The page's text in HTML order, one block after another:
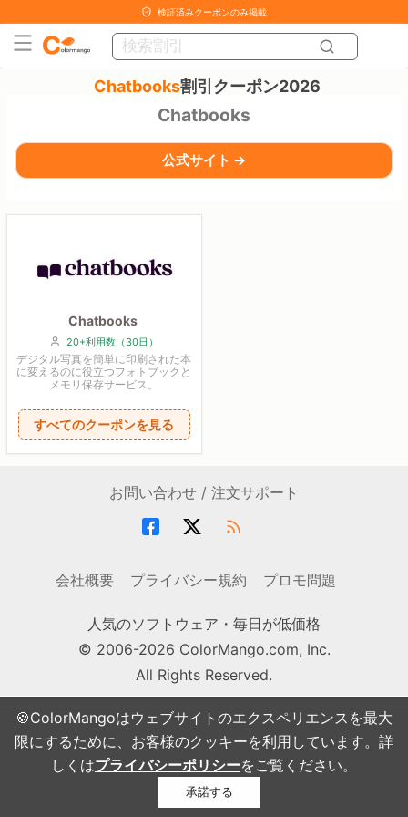
🍪ColorMangoはウェブサイトのエクスペリエンスを最大
限にするために、お客様のクッキーを利用しています。詳
しくはプライバシーポリシーをご覧ください。
承諾する
検証済みクーポンのみ掲載
Chatbooks割引クーポン2026
Chatbooks
公式サイト →
Chatbooks
20+利用数（30日）
デジタル写真を簡単に印刷された本
に変えるのに役立つフォトブックと
メモリ保存サービス。
すべてのクーポンを見る
お問い合わせ / 注文サポート
会社概要 プライバシー規約 プロモ問題
人気のソフトウェア・毎日が低価格
© 2006-2026 ColorMango.com, Inc.
All Rights Reserved.